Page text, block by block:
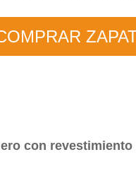
con revestimiento